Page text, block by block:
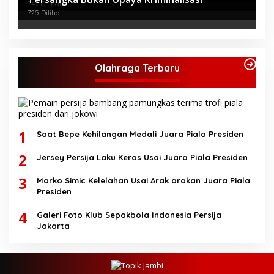
747 Dilihat
725 Dilihat
Olahraga Terbaru
1 Saat Bepe Kehilangan Medali Juara Piala Presiden
2 Jersey Persija Laku Keras Usai Juara Piala Presiden
3
Marko Simic Kelelahan Usai Arak arakan Juara Piala
Presiden
4
Galeri Foto Klub Sepakbola Indonesia Persija
Jakarta